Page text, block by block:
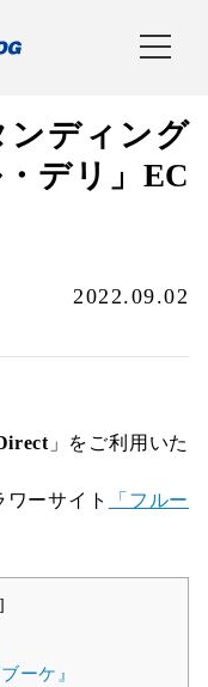
ンディング
デリ」EC
2022.09.02
」をご利用いた
ーサイト
「フルー
]
ーケ』